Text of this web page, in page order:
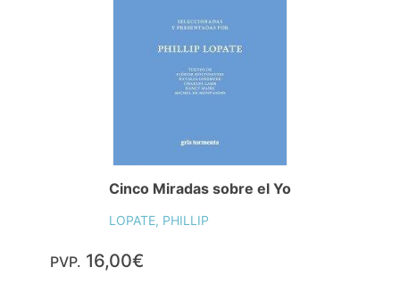
Cinco Miradas sobre el Yo
LOPATE, PHILLIP
PVP. 16,00€